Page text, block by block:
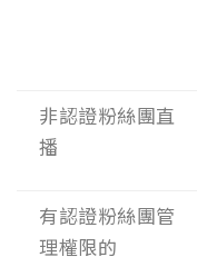
非認證粉絲團直
播
有認證粉絲團管
理權限的